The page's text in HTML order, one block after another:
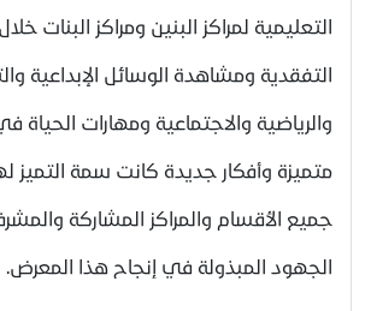
التعليمية لمراكز البنين ومراكز البنات
التفقدية ومشاهدة الوسائل الإبداعية
والرياضية والاجتماعية ومهارات الحياة
متميزة وأفكار جديدة كانت سمة التميز
جميع الأقسام والمراكز المشاركة
الجهود المبذولة في إنجاح هذا المعرض.